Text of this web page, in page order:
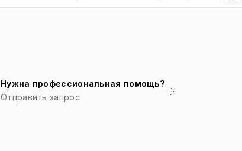
Нужна профессиональная помощь?
Отправить запрос